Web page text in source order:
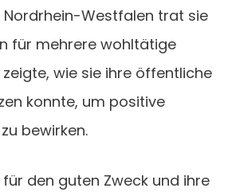
Nordrhein-Westfalen trat sie
für mehrere wohltätige
wie sie ihre öffentliche
konnte, um positive
bewirken.
den guten Zweck und ihre